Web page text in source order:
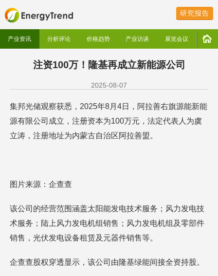
研究报告
产业资讯 分析评论 价格趋势 产业访谈 展览会议
注资100万！隆基再成立新能源公司
2025-08-07
集邦光储观察获悉，2025年8月4日，阿拉善右旗源能新能
源有限公司成立，注册资本为100万元，法定代表人为虞
立涛，注册地址为内蒙古自治区阿拉善盟。
图片来源：企查查
该公司的经营范围涵盖太阳能发电技术服务；风力发电技
术服务；陆上风力发电机组销售；风力发电机组及零部件
销售，光伏发电设备租赁及元器件销售等。
企查查股权穿透显示，该公司由隆基绿能间接全资持股。